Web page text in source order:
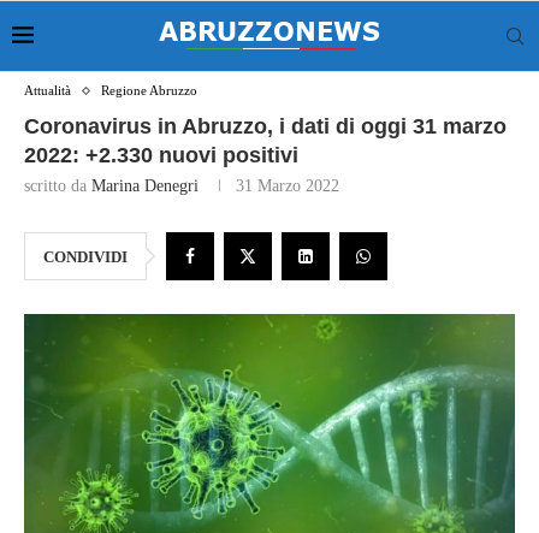
Attualità Regione Abruzzo
Coronavirus in Abruzzo, i dati di oggi 31 marzo
2022: +2.330 nuovi positivi
scritto da Marina Denegri 31 Marzo 2022
CONDIVIDI